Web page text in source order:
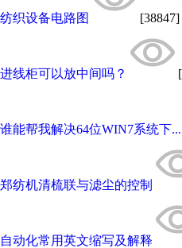
纺织设备电路图 [38847]
进线柜可以放中间吗？
谁能帮我解决64位WIN7系统下...
郑纺机清梳联与滤尘的控制
自动化常用英文缩写及解释